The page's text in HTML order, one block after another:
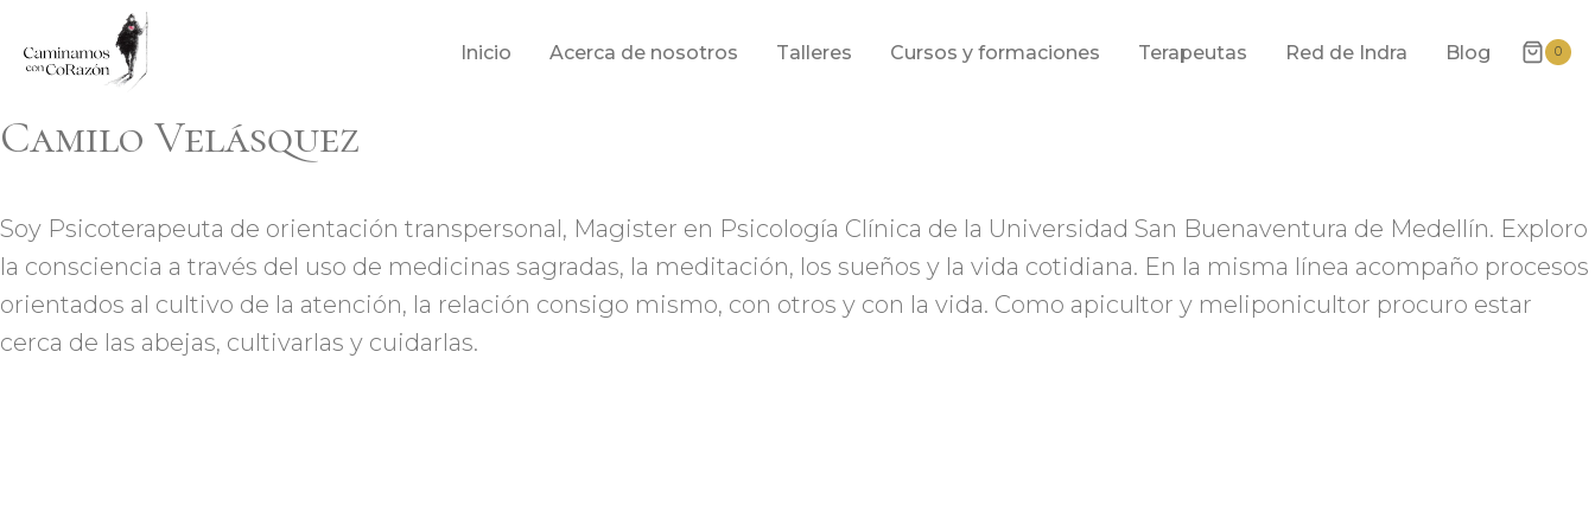
contenido
Inicio Acerca de nosotros Talleres Cursos y formaciones Terapeutas Red de Indra Blog 0
Camilo Velásquez
Soy Psicoterapeuta de orientación transpersonal, Magister en Psicología Clínica de la Universidad San Buenaventura de Medellín. Exploro
la consciencia a través del uso de medicinas sagradas, la meditación, los sueños y la vida cotidiana. En la misma línea acompaño procesos
orientados al cultivo de la atención, la relación consigo mismo, con otros y con la vida. Como apicultor y meliponicultor procuro estar
cerca de las abejas, cultivarlas y cuidarlas.